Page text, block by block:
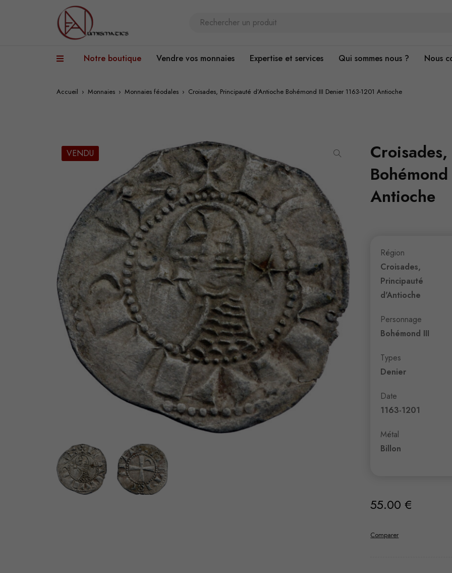
Notre boutique Vendre vos monnaies Expertise et services Qui sommes nous ? Nous
Accueil › Monnaies › Monnaies féodales › Croisades, Principauté d’Antioche Bohémond III Denier 1163-1201 Antioche
VENDU
Antioche
Région
Croisades,
Principauté
d'Antioche
Personnage
Bohémond III
Types
Denier
Date
1163-1201
Métal
Billon
55.00€
Comparer